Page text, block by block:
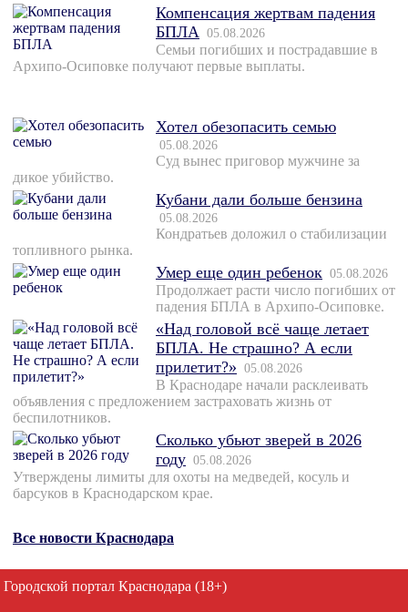
Компенсация жертвам падения
БПЛА 05.08.2026
Семьи погибших и пострадавшие в
Архипо-Осиповке получают первые выплаты.
Хотел обезопасить семью
05.08.2026
Суд вынес приговор мужчине за
дикое убийство.
Кубани дали больше бензина
05.08.2026
Кондратьев доложил о стабилизации
топливного рынка.
Умер еще один ребенок 05.08.2026
Продолжает расти число погибших от
падения БПЛА в Архипо-Осиповке.
«Над головой всё чаще летает
БПЛА. Не страшно? А если
прилетит?» 05.08.2026
В Краснодаре начали расклеивать
объявления с предложением застраховать жизнь от
беспилотников.
Сколько убьют зверей в 2026
году 05.08.2026
Утверждены лимиты для охоты на медведей, косуль и
барсуков в Краснодарском крае.
Все новости Краснодара
Городской портал Краснодара (18+)